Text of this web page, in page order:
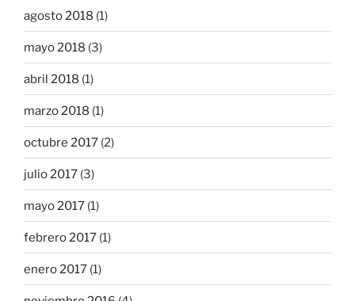
agosto 2018 (1)
mayo 2018 (3)
abril 2018 (1)
marzo 2018 (1)
octubre 2017 (2)
julio 2017 (3)
mayo 2017 (1)
febrero 2017 (1)
enero 2017 (1)